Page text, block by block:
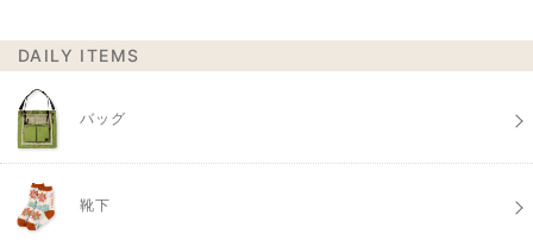
DAILY ITEMS
バッグ
靴下